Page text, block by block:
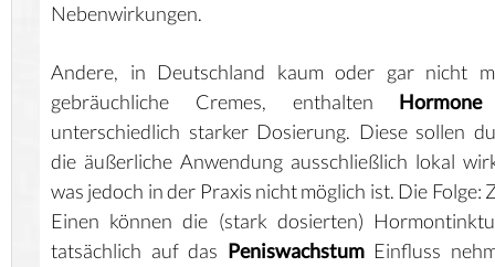
Nebenwirkungen.
Andere, in Deutschland kaum oder gar nicht
gebräuchliche Cremes, enthalten Hormone
unterschiedlich starker Dosierung. Diese sollen
die äußerliche Anwendung ausschließlich lokal
was jedoch in der Praxis nicht möglich ist. Die Folge:
Einen können die (stark dosierten)
tatsächlich auf das PeniswachstumEinfluss